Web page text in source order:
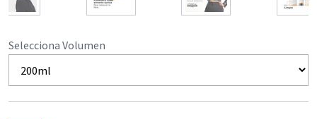
Selecciona Volumen